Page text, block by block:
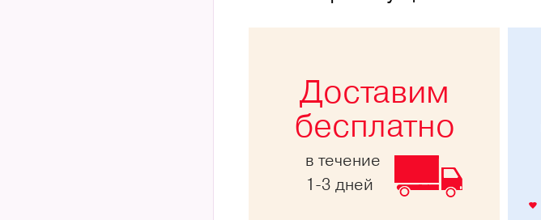
Доставим
бесплатно
в течение
1-3 дней